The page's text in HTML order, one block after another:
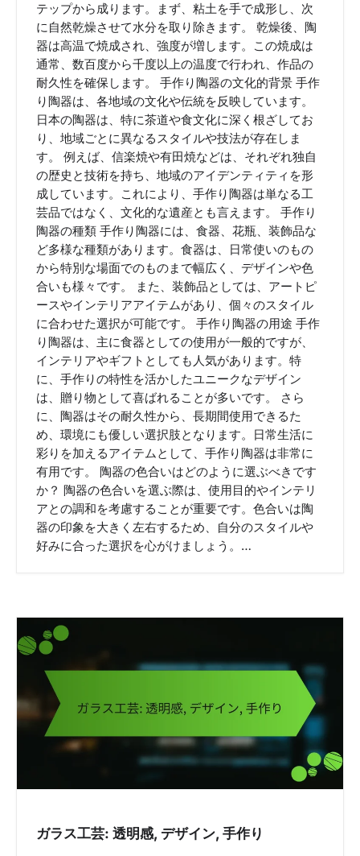
テップから成ります。まず、粘土を手で成形し、次
に自然乾燥させて水分を取り除きます。 乾燥後、陶
器は高温で焼成され、強度が増します。この焼成は
通常、数百度から千度以上の温度で行われ、作品の
耐久性を確保します。 手作り陶器の文化的背景 手作
り陶器は、各地域の文化や伝統を反映しています。
日本の陶器は、特に茶道や食文化に深く根ざしてお
り、地域ごとに異なるスタイルや技法が存在しま
す。 例えば、信楽焼や有田焼などは、それぞれ独自
の歴史と技術を持ち、地域のアイデンティティを形
成しています。これにより、手作り陶器は単なる工
芸品ではなく、文化的な遺産とも言えます。 手作り
陶器の種類 手作り陶器には、食器、花瓶、装飾品な
ど多様な種類があります。食器は、日常使いのもの
から特別な場面でのものまで幅広く、デザインや色
合いも様々です。 また、装飾品としては、アートピ
ースやインテリアアイテムがあり、個々のスタイル
に合わせた選択が可能です。 手作り陶器の用途 手作
り陶器は、主に食器としての使用が一般的ですが、
インテリアやギフトとしても人気があります。特
に、手作りの特性を活かしたユニークなデザイン
は、贈り物として喜ばれることが多いです。 さら
に、陶器はその耐久性から、長期間使用できるた
め、環境にも優しい選択肢となります。日常生活に
彩りを加えるアイテムとして、手作り陶器は非常に
有用です。 陶器の色合いはどのように選ぶべきです
か？ 陶器の色合いを選ぶ際は、使用目的やインテリ
アとの調和を考慮することが重要です。色合いは陶
器の印象を大きく左右するため、自分のスタイルや
好みに合った選択を心がけましょう。…
ガラス工芸: 透明感, デザイン, 手作り